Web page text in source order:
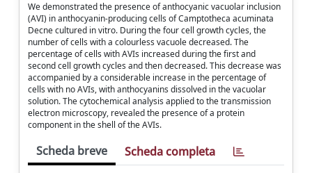
We demonstrated the presence of anthocyanic vacuolar inclusion
(AVI) in anthocyanin-producing cells of Camptotheca acuminata
Decne cultured in vitro. During the four cell growth cycles, the
number of cells with a colourless vacuole decreased. The
percentage of cells with AVIs increased during the first and
second cell growth cycles and then decreased. This decrease was
accompanied by a considerable increase in the percentage of
cells with no AVIs, with anthocyanins dissolved in the vacuolar
solution. The cytochemical analysis applied to the transmission
electron microscopy, revealed the presence of a protein
component in the shell of the AVIs.
Scheda breve Scheda completa